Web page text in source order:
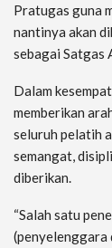
Pratugas guna
nantinya akan
sebagai Satgas
Dalam
memberikan
seluruh pelatih
semangat,
diberikan.
“Salah satu
(penyelenggara